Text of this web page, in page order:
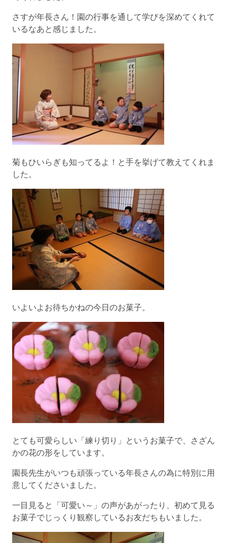
さすが年長さん！園の行事を通して学びを深めてくれて
いるなあと感じました。
菊もひいらぎも知ってるよ！と手を挙げて教えてくれま
した。
いよいよお待ちかねの今日のお菓子。
とても可愛らしい「練り切り」というお菓子で、さざん
かの花の形をしています。
園長先生がいつも頑張っている年長さんの為に特別に用
意してくださいました。
一目見ると「可愛い～」の声があがったり、初めて見る
お菓子でじっくり観察しているお友だちもいました。